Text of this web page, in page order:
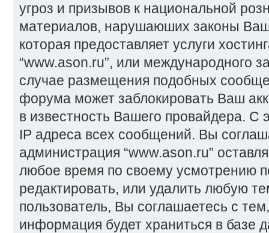
угроз и призывов к национальной
материалов, нарушаюших законы
которая предоставляет услуги
“www.ason.ru”, или международного
случае размещения подобных
форума может заблокировать Ваш
в известность Вашего провайдера. С
IP адреса всех сообщений. Вы
администрация “www.ason.ru”
любое время по своему усмотрению
редактировать, или удалить любую
пользователь, Вы соглашаетесь с
информация будет храниться в базе